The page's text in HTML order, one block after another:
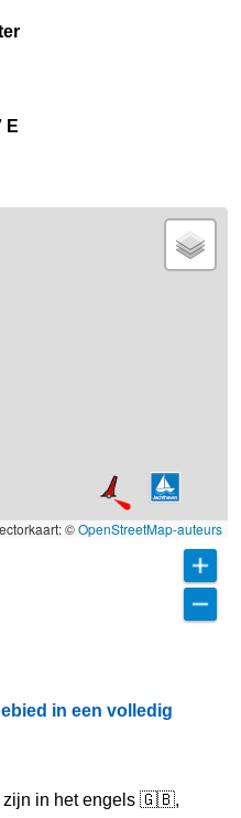
E
©OpenStreetMap-auteurs
in een volledig
zijn in het engels 🇬🇧,